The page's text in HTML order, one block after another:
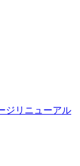
ジリニューアル